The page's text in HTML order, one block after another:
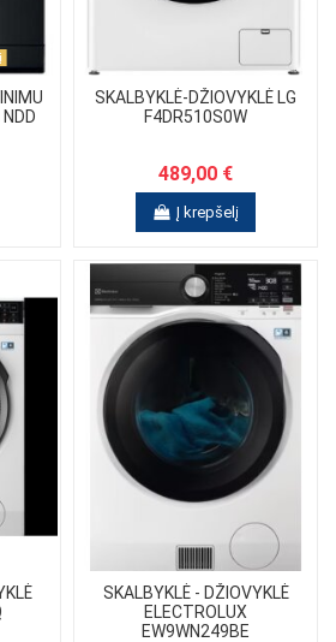
SKALBYKLĖ-DŽIOVYKLĖ LG
F4DR510S0W
489,00 €
Į krepšelį
SKALBYKLĖ - DŽIOVYKLĖ
ELECTROLUX
EW9WN249BE